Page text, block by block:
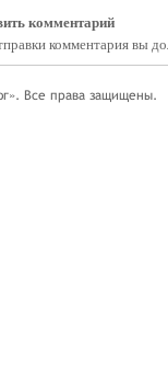
комментарий
комментария вы
Все права защищены.